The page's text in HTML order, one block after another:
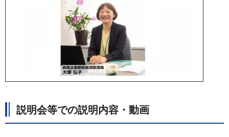
説明会等での説明内容・動画